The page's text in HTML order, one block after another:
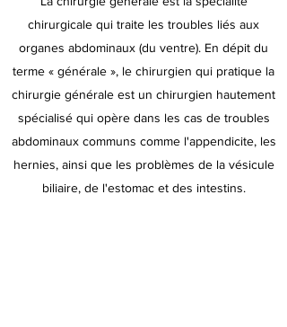
chirurgicale qui traite les troubles liés aux
organes abdominaux (du ventre). En dépit du
terme « générale », le chirurgien qui pratique la
chirurgie générale est un chirurgien hautement
spécialisé qui opère dans les cas de troubles
abdominaux communs comme l'appendicite, les
hernies, ainsi que les problèmes de la vésicule
biliaire, de l'estomac et des intestins.